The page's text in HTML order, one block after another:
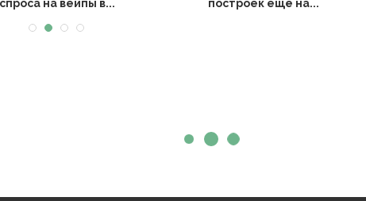
спроса на вейпы в...
построек ещё на...